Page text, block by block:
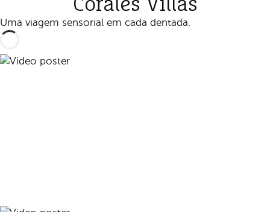
Corales Villas
Uma viagem sensorial em cada dentada.